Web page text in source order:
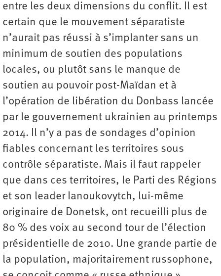
entre les deux dimensions du conflit. Il est
certain que le mouvement séparatiste
n’aurait pas réussi à s’implanter sans un
minimum de soutien des populations
locales, ou plutôt sans le manque de
soutien au pouvoir post-Maïdan et à
l’opération de libération du Donbass lancée
par le gouvernement ukrainien au printemps
2014. Il n’y a pas de sondages d’opinion
fiables concernant les territoires sous
contrôle séparatiste. Mais il faut rappeler
que dans ces territoires, le Parti des Régions
et son leader Ianoukovytch, lui-même
originaire de Donetsk, ont recueilli plus de
80 % des voix au second tour de l’élection
présidentielle de 2010. Une grande partie de
la population, majoritairement russophone,